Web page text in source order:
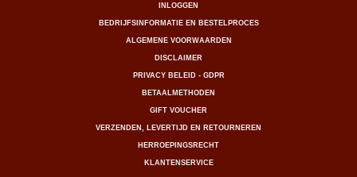
INLOGGEN
BEDRIJFSINFORMATIE EN BESTELPROCES
ALGEMENE VOORWAARDEN
DISCLAIMER
PRIVACY BELEID - GDPR
BETAALMETHODEN
GIFT VOUCHER
VERZENDEN, LEVERTIJD EN RETOURNEREN
HERROEPINGSRECHT
KLANTENSERVICE